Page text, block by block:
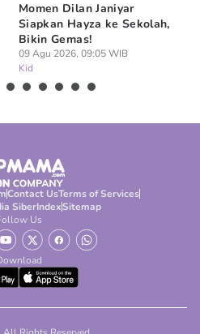
Momen Dilan Janiyar
Siapkan Hayza ke Sekolah,
Bikin Gemas!
09 Agu 2026, 09:05 WIB
Kid
Contact UsTerms of Services
SiberIndexSitemap
Us